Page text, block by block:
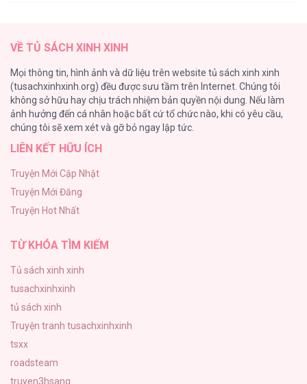
Làm [...] – Chap 11
Dù Rơi Vào Truyện Kinh Dị Tôi Vẫn Phải Đi
Làm [...] – Chap 10
191
Làm vị cứu tinh thật dễ dàng
186
Thiên Đường Táo Xanh
(END) Merry Marbling
150
VỀ TỦ SÁCH XINH XINH
Mọi thông tin, hình ảnh và dữ liệu trên website tủ sách xinh xinh
(tusachxinhxinh.org) đều được sưu tầm trên Internet. Chúng tôi
không sở hữu hay chịu trách nhiệm bản quyền nội dung. Nếu làm
ảnh hưởng đến cá nhân hoặc bất cứ tổ chức nào, khi có yêu cầu,
chúng tôi sẽ xem xét và gỡ bỏ ngay lập tức.
LIÊN KẾT HỮU ÍCH
Truyện Mới Cập Nhật
Truyện Mới Đăng
Truyện Hot Nhất
TỪ KHÓA TÌM KIẾM
Tủ sách xinh xinh
tusachxinhxinh
tủ sách xinh
Truyện tranh tusachxinhxinh
tsxx
roadsteam
truyen3hsang